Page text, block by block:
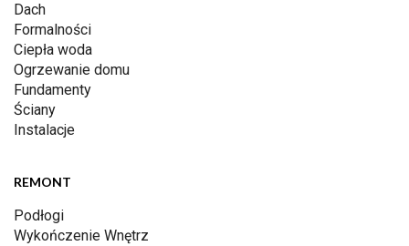
Dach
Formalności
Ciepła woda
Ogrzewanie domu
Fundamenty
Ściany
Instalacje
REMONT
Podłogi
Wykończenie Wnętrz